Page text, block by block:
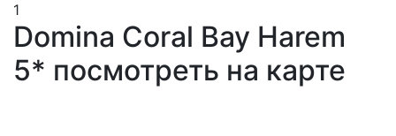
1
Domina Coral Bay Harem
5* посмотреть на карте